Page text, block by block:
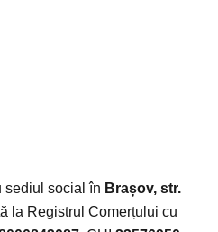
sediul social în Brașov, str.
la Registrul Comerțului cu